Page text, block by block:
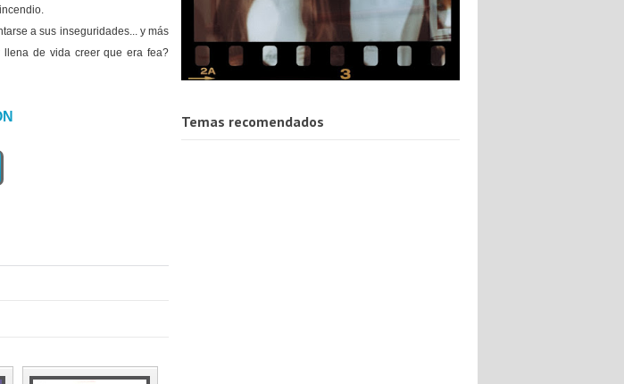
a sus inseguridades... y más
llena de vida creer que era fea?
Temas recomendados